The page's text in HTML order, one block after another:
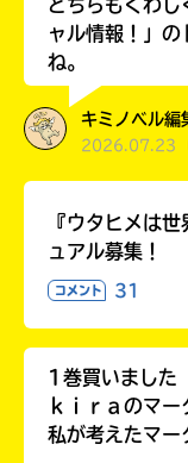
どちらもくわし
ャル情報！」の
ね。
キミノベル編
2026.07.23
『ウタヒメは
ュアル募集！
コメント 31
1巻買いました
ｋｉｒａのマ
私が考えたマー